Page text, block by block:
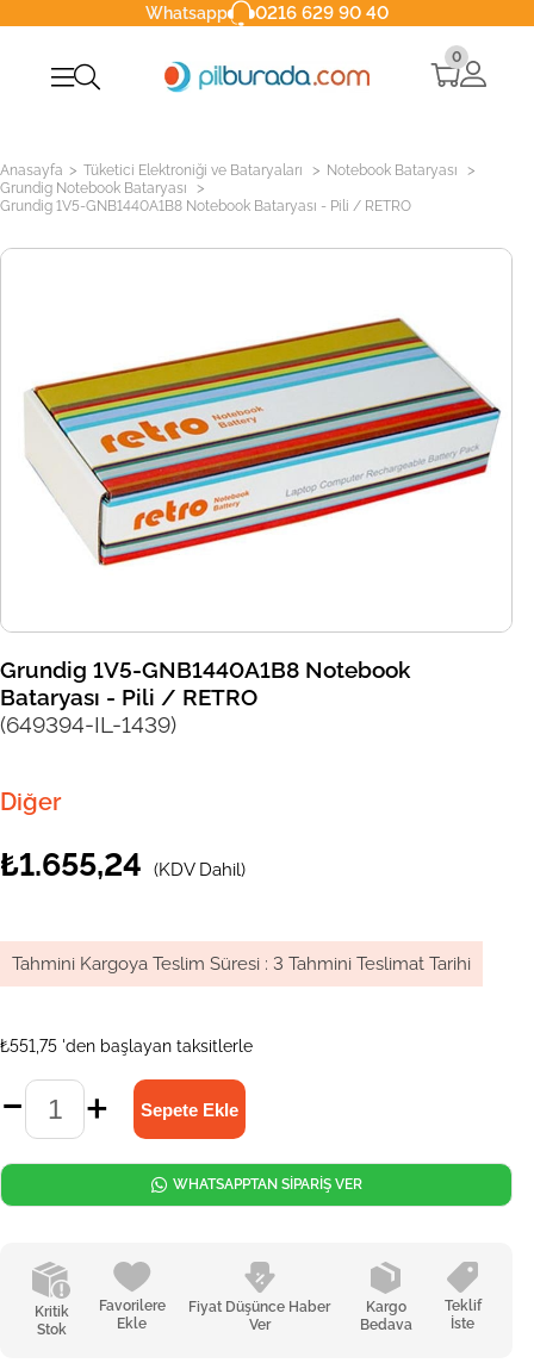
Whatsapp 0216 629 90 40
0
Anasayfa > Tüketici Elektroniği ve Bataryaları > Notebook Bataryası >
Grundig Notebook Bataryası >
Grundig 1V5-GNB1440A1B8 Notebook Bataryası - Pili / RETRO
Grundig 1V5-GNB1440A1B8 Notebook
Bataryası - Pili / RETRO
(649394-IL-1439)
Diğer
₺1.655,24 (KDV Dahil)
Tahmini Kargoya Teslim Süresi : 3 Tahmini Teslimat Tarihi
₺551,75 'den başlayan taksitlerle
Kritik
Stok
Favorilere
Ekle
Fiyat Düşünce Haber
Ver
Kargo
Bedava
Teklif
İste
WHATSAPPTAN SİPARİŞ VER